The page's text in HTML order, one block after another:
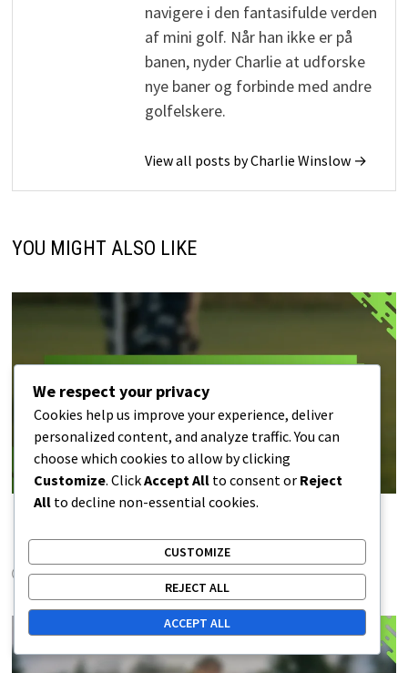
navigere i den fantasifulde verden
af mini golf. Når han ikke er på
banen, nyder Charlie at udforske
nye baner og forbinde med andre
golfelskere.
View all posts by Charlie Winslow →
YOU MIGHT ALSO LIKE
Inspektionskriterier
26/01/2026
We respect your privacy
Cookies help us improve your experience, deliver
personalized content, and analyze traffic. You can
choose which cookies to allow by clicking
Customize. ClickAccept All to consent or Reject
All to decline non-essential cookies.
CUSTOMIZE
REJECT ALL
ACCEPT ALL